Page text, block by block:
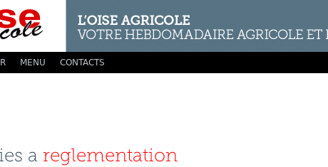
MENU CONTACTS
a reglementation